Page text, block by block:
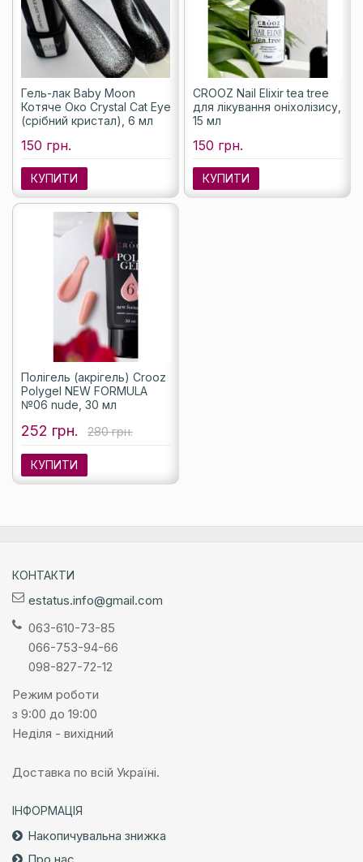
Гель-лак Baby Moon
Котяче Око Crystal Cat Eye
(срібний кристал), 6 мл
150 грн.
КУПИТИ
CROOZ Nail Elixir tea tree
для лікування оніхолізису,
15 мл
150 грн.
КУПИТИ
Полігель (акрігель) Crooz
Polygel NEW FORMULA
№06 nude, 30 мл
252 грн. 280 грн.
КУПИТИ
КОНТАКТИ
estatus.info@gmail.com
063-610-73-85
066-753-94-66
098-827-72-12
Режим роботи
з 9:00 до 19:00
Неділя - вихідний
Доставка по всій Україні.
ІНФОРМАЦІЯ
Накопичувальна знижка